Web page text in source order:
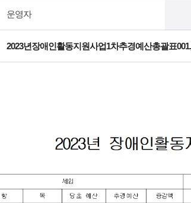
운영자
2023년장애인활동지원사업1차추경예산총괄표